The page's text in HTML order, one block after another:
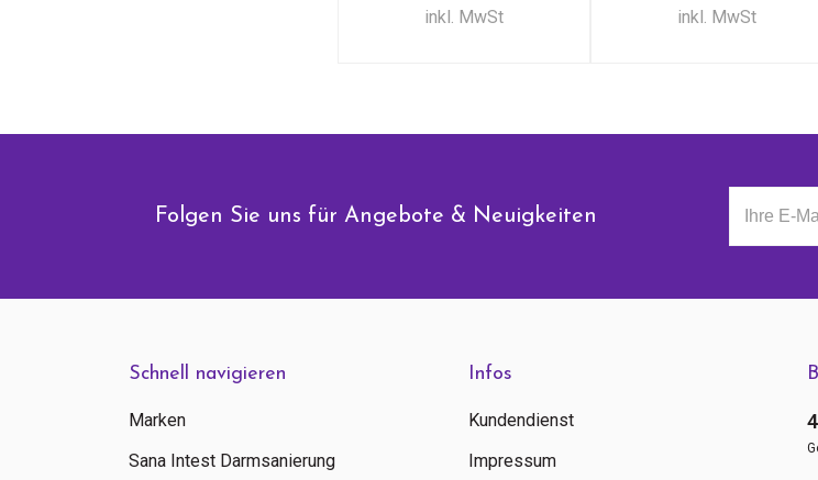
inkl. MwSt
inkl. MwSt
Folgen Sie uns für Angebote & Neuigkeiten
Schnell navigieren
Marken
Sana Intest Darmsanierung
Infos
Kundendienst
Impressum